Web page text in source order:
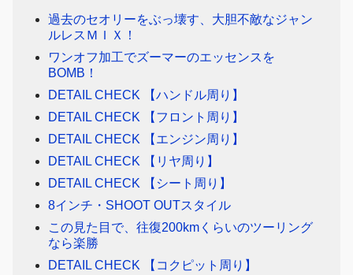
過去のセオリーをぶっ壊す、大胆不敵なジャン
ルレスＭＩＸ！
ワンオフ加工でズーマーのエッセンスを
BOMB！
DETAIL CHECK 【ハンドル周り】
DETAIL CHECK 【フロント周り】
DETAIL CHECK 【エンジン周り】
DETAIL CHECK 【リヤ周り】
DETAIL CHECK 【シート周り】
8インチ・SHOOT OUTスタイル
この見た目で、往復200kmくらいのツーリング
なら楽勝
DETAIL CHECK 【コクピット周り】